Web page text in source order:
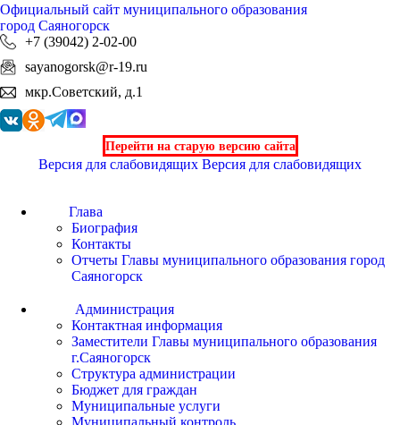
Официальный сайт муниципального образования
город Саяногорск
+7 (39042) 2-02-00
sayanogorsk@r-19.ru
мкр.Советский, д.1
Перейти на старую версию сайта
Версия для слабовидящих Версия для слабовидящих
Глава
Биография
Контакты
Отчеты Главы муниципального образования город
Саяногорск
Администрация
Контактная информация
Заместители Главы муниципального образования
г.Саяногорск
Структура администрации
Бюджет для граждан
Муниципальные услуги